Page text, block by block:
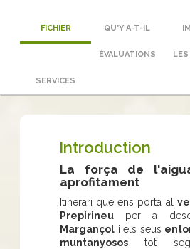
FICHIER QU'Y A-T-IL
ÉVALUATIONS
SERVICES
Introduction
La força de
aprofitament
Itinerari que ens porta al
Prepirineu per a
Margançol i els seus
muntanyosos tot